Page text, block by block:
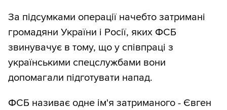
За підсумками операції начебто затримані
громадяни України і Росії, яких ФСБ
звинувачує в тому, що у співпраці з
українськими спецслужбами вони
допомагали підготувати напад.
ФСБ називає одне ім'я затриманого - Євген